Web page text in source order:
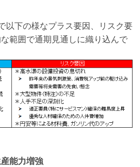
以下の様なプラス要因、リスク要
範囲で通期見通しに織り込んで
能力増強